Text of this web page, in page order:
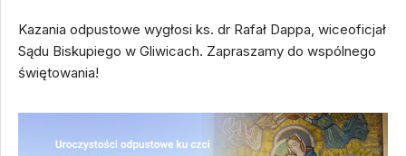
Kazania odpustowe wygłosi ks. dr Rafał Dappa, wiceoficjał
Sądu Biskupiego w Gliwicach. Zapraszamy do wspólnego
świętowania!